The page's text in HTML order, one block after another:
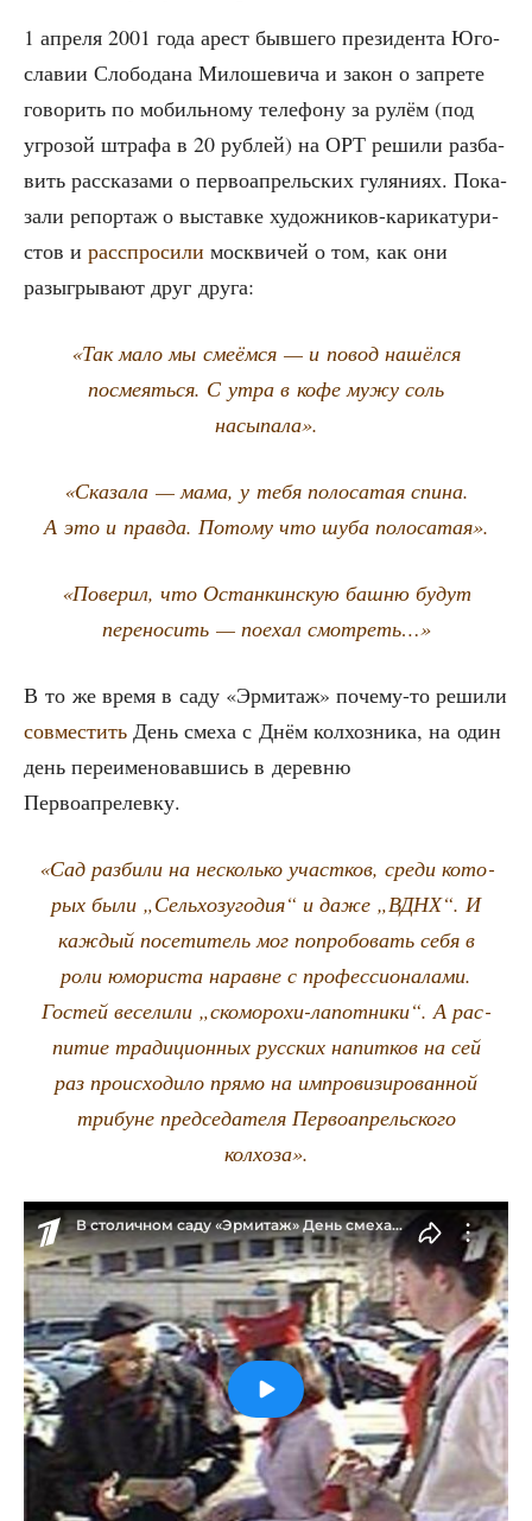
1 апре­ля 2001 года арест быв­ше­го пре­зи­ден­та Юго­
сла­вии Сло­бо­да­на Мило­ше­ви­ча и закон о запре­те
гово­рить по мобиль­но­му теле­фо­ну за рулём (под
угро­зой штра­фа в 20 руб­лей) на ОРТ реши­ли раз­ба­
вить рас­ска­за­ми о пер­во­ап­рель­ских гуля­ни­ях. Пока­
за­ли репор­таж о выстав­ке худож­ни­ков-кари­ка­ту­ри­
стов и рас­спро­си­ли моск­ви­чей о том, как они
разыг­ры­ва­ют друг друга:
«Так мало мы сме­ём­ся — и повод нашёл­ся
посме­ять­ся. С утра в кофе мужу соль
насыпала».
«Ска­за­ла — мама, у тебя поло­са­тая спи­на.
А это и прав­да. Пото­му что шуба полосатая».
«Пове­рил, что Остан­кин­скую баш­ню будут
пере­но­сить — поехал смотреть…»
В то же вре­мя в саду «Эрми­таж» поче­му-то реши­ли
сов­ме­стить День сме­ха с Днём кол­хоз­ни­ка, на один
день пере­име­но­вав­шись в дерев­ню
Первоапрелевку.
«Сад раз­би­ли на несколь­ко участ­ков, сре­ди кото­
рых были „Сель­хоз­уго­дия“ и даже „ВДНХ“. И
каж­дый посе­ти­тель мог попро­бо­вать себя в
роли юмо­ри­ста наравне с про­фес­си­о­на­ла­ми.
Гостей весе­ли­ли „ско­мо­ро­хи-лапот­ни­ки“. А рас­
пи­тие тра­ди­ци­он­ных рус­ских напит­ков на сей
раз про­ис­хо­ди­ло пря­мо на импро­ви­зи­ро­ван­ной
три­буне пред­се­да­те­ля Пер­во­ап­рель­ско­го
колхоза».